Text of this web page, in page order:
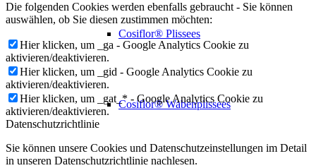
Cosiflor® Plissees
Cosiflor® Wabenplissees
Die folgenden Cookies werden ebenfalls gebraucht - Sie können
auswählen, ob Sie diesen zustimmen möchten:
Hier klicken, um _ga - Google Analytics Cookie zu
aktivieren/deaktivieren.
Hier klicken, um _gid - Google Analytics Cookie zu
aktivieren/deaktivieren.
Hier klicken, um _gat_* - Google Analytics Cookie zu
aktivieren/deaktivieren.
Datenschutzrichtlinie
Sie können unsere Cookies und Datenschutzeinstellungen im Detail
in unseren Datenschutzrichtlinie nachlesen.